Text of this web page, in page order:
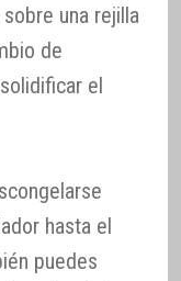
una rejilla
de
el
hasta el
puedes